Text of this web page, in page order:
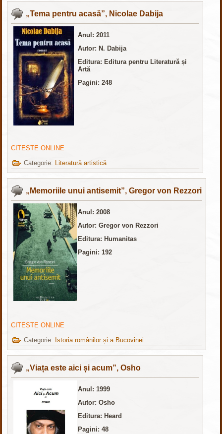
„Tema pentru acasă”, Nicolae Dabija
Anul: 2011
Autor: N. Dabija
Editura: Editura pentru Literatură și
Artă
Pagini: 248
CITEȘTE ONLINE
Categorie:
Literatură artistică
„Memoriile unui antisemit”, Gregor von Rezzori
Anul: 2008
Autor: Gregor von Rezzori
Editura: Humanitas
Pagini: 192
CITEȘTE ONLINE
Categorie: Istoria românilor și a Bucovinei
„Viața este aici și acum”, Osho
Anul: 1999
Autor: Osho
Editura: Heard
Pagini: 48